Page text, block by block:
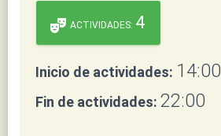
theater_comedy ACTIVIDADES: 4
Inicio de actividades: 14:00
Fin de actividades: 22:00